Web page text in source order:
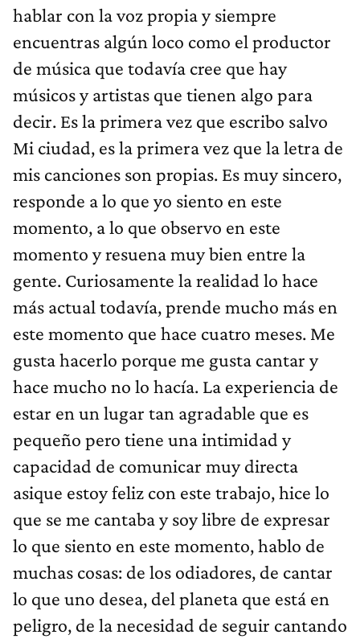
hablar con la voz propia y siempre
encuentras algún loco como el productor
de música que todavía cree que hay
músicos y artistas que tienen algo para
decir. Es la primera vez que escribo salvo
Mi ciudad, es la primera vez que la letra de
mis canciones son propias. Es muy sincero,
responde a lo que yo siento en este
momento, a lo que observo en este
momento y resuena muy bien entre la
gente. Curiosamente la realidad lo hace
más actual todavía, prende mucho más en
este momento que hace cuatro meses. Me
gusta hacerlo porque me gusta cantar y
hace mucho no lo hacía. La experiencia de
estar en un lugar tan agradable que es
pequeño pero tiene una intimidad y
capacidad de comunicar muy directa
asique estoy feliz con este trabajo, hice lo
que se me cantaba y soy libre de expresar
lo que siento en este momento, hablo de
muchas cosas: de los odiadores, de cantar
lo que uno desea, del planeta que está en
peligro, de la necesidad de seguir cantando